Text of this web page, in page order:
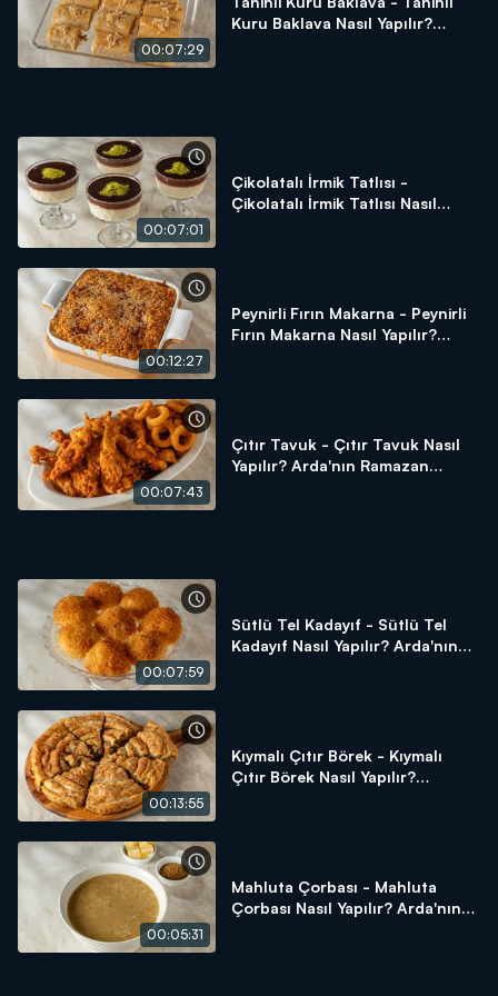
00:07:29
Kuru Baklava Nasıl Yapılır?
00:07:01
Çikolatalı İrmik Tatlısı -
Çikolatalı İrmik Tatlısı Nasıl
00:12:27
Peynirli Fırın Makarna - Peynirli
Fırın Makarna Nasıl Yapılır?
00:07:43
Çıtır Tavuk - Çıtır Tavuk Nasıl
Yapılır? Arda'nın Ramazan
00:07:59
Sütlü Tel Kadayıf - Sütlü Tel
Kadayıf Nasıl Yapılır? Arda'nın
00:13:55
Kıymalı Çıtır Börek - Kıymalı
Çıtır Börek Nasıl Yapılır?
00:05:31
Mahluta Çorbası - Mahluta
Çorbası Nasıl Yapılır? Arda'nın